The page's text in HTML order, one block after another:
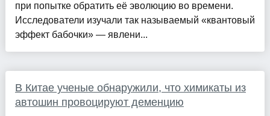
при попытке обратить её эволюцию во времени.
Исследователи изучали так называемый «квантовый
эффект бабочки» — явлени...
В Китае ученые обнаружили, что химикаты из
автошин провоцируют деменцию